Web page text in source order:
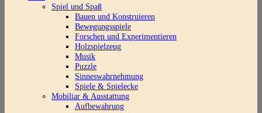
Spiel und Spaß
Bauen und Konstruieren
Bewegungsspiele
Forschen und Experimentieren
Holzspielzeug
Musik
Puzzle
Sinneswahrnehmung
Spiele & Spielecke
Mobiliar & Ausstattung
Aufbewahrung